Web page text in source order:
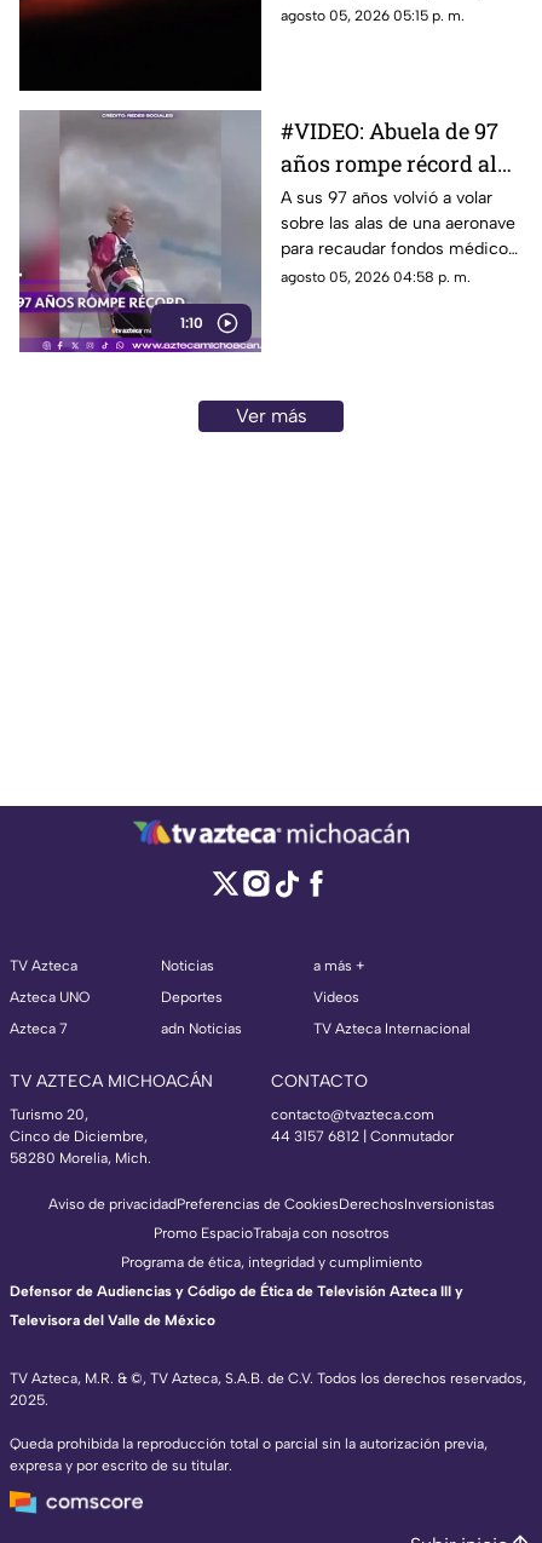
Volcán de Fuego incrementara
habitantes de comunidades
cercanas.
agosto 05, 2026 05:15 p. m.
1:10
#VIDEO: Abuela de 97
años rompe récord al
caminar sobre un
avión.
A sus 97 años volvió a volar
sobre las alas de una aeronave
para recaudar fondos médicos
tras superar un derrame.
agosto 05, 2026 04:58 p. m.
Ver más
TV Azteca
Azteca UNO
Azteca 7
Noticias
Deportes
adn Noticias
a más +
Videos
TV Azteca Internacional
TV AZTECA MICHOACÁN
Turismo 20,
Cinco de Diciembre,
58280 Morelia, Mich.
CONTACTO
contacto@tvazteca.com
44 3157 6812 | Conmutador
TV Azteca, M.R. & ©, TV Azteca, S.A.B. de C.V. Todos los derechos reservados,
2025.
Queda prohibida la reproducción total o parcial sin la autorización previa,
expresa y por escrito de su titular.
Aviso de privacidadPreferencias de CookiesDerechosInversionistas
Promo EspacioTrabaja con nosotros
Programa de ética, integridad y cumplimiento
Defensor de Audiencias y Código de Ética de Televisión Azteca III y
Televisora del Valle de México